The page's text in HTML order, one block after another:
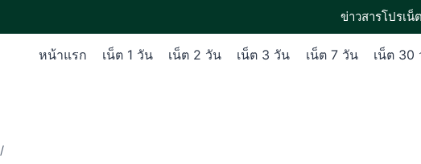
ข่าวสารโปรเน็
หน้าแรก เน็ต 1 วัน เน็ต 2 วัน เน็ต 3 วัน เน็ต 7 วัน เน็ต 30
/